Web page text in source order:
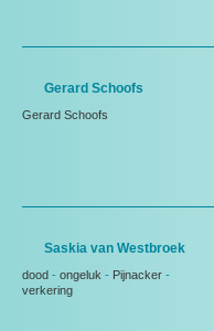
Gerard Schoofs
Gerard Schoofs
Saskia van Westbroek
dood - ongeluk - Pijnacker -
verkering